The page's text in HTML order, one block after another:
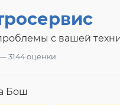
с вашей
3144 оценки
Бош